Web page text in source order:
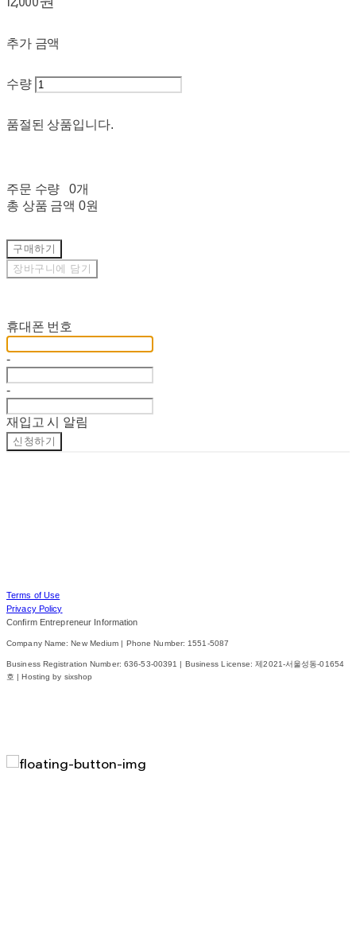
추가 금액
수량
품절된 상품입니다.
주문 수량
0개
총 상품 금액 0원
구매하기
장바구니에 담기
휴대폰 번호
-
-
재입고 시 알림
신청하기
Terms of Use
Privacy Policy
Confirm Entrepreneur Information
Company Name: New Medium | Phone Number: 1551-5087
Business Registration Number: 636-53-00391 | Business License:제2021-서울성동-01654
호 | Hosting by sixshop